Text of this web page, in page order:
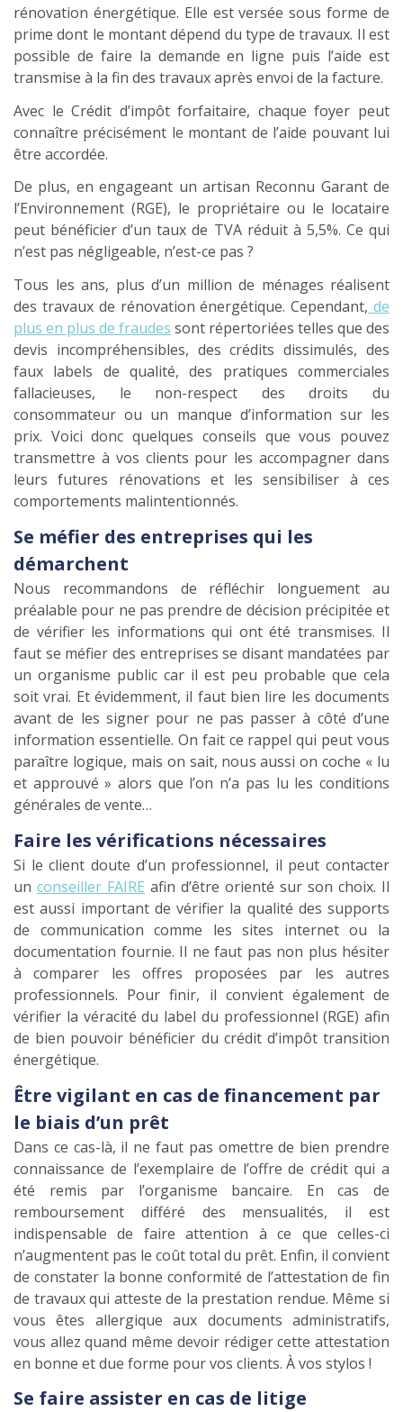
rénovation énergétique. Elle est versée sous forme de
prime dont le montant dépend du type de travaux. Il est
possible de faire la demande en ligne puis l’aide est
transmise à la fin des travaux après envoi de la facture.
Avec le Crédit d’impôt forfaitaire, chaque foyer peut
connaître précisément le montant de l’aide pouvant lui
être accordée.
De plus, en engageant un artisan Reconnu Garant de
l’Environnement (RGE), le propriétaire ou le locataire
peut bénéficier d’un taux de TVA réduit à 5,5%. Ce qui
n’est pas négligeable, n’est-ce pas ?
Tous les ans, plus d’un million de ménages réalisent
des travaux de rénovation énergétique. Cependant, de
plus en plus de fraudes sont répertoriées telles que des
devis incompréhensibles, des crédits dissimulés, des
faux labels de qualité, des pratiques commerciales
fallacieuses, le non-respect des droits du
consommateur ou un manque d’information sur les
prix. Voici donc quelques conseils que vous pouvez
transmettre à vos clients pour les accompagner dans
leurs futures rénovations et les sensibiliser à ces
comportements malintentionnés.
Se méfier des entreprises qui les
démarchent
Nous recommandons de réfléchir longuement au
préalable pour ne pas prendre de décision précipitée et
de vérifier les informations qui ont été transmises. Il
faut se méfier des entreprises se disant mandatées par
un organisme public car il est peu probable que cela
soit vrai. Et évidemment, il faut bien lire les documents
avant de les signer pour ne pas passer à côté d’une
information essentielle. On fait ce rappel qui peut vous
paraître logique, mais on sait, nous aussi on coche « lu
et approuvé » alors que l’on n’a pas lu les conditions
générales de vente…
Faire les vérifications nécessaires
Si le client doute d’un professionnel, il peut contacter
un conseiller FAIRE afin d’être orienté sur son choix. Il
est aussi important de vérifier la qualité des supports
de communication comme les sites internet ou la
documentation fournie. Il ne faut pas non plus hésiter
à comparer les offres proposées par les autres
professionnels. Pour finir, il convient également de
vérifier la véracité du label du professionnel (RGE) afin
de bien pouvoir bénéficier du crédit d’impôt transition
énergétique.
Être vigilant en cas de financement par
le biais d’un prêt
Dans ce cas-là, il ne faut pas omettre de bien prendre
connaissance de l’exemplaire de l’offre de crédit qui a
été remis par l’organisme bancaire. En cas de
remboursement différé des mensualités, il est
indispensable de faire attention à ce que celles-ci
n’augmentent pas le coût total du prêt. Enfin, il convient
de constater la bonne conformité de l’attestation de fin
de travaux qui atteste de la prestation rendue. Même si
vous êtes allergique aux documents administratifs,
vous allez quand même devoir rédiger cette attestation
en bonne et due forme pour vos clients. À vos stylos !
Se faire assister en cas de litige